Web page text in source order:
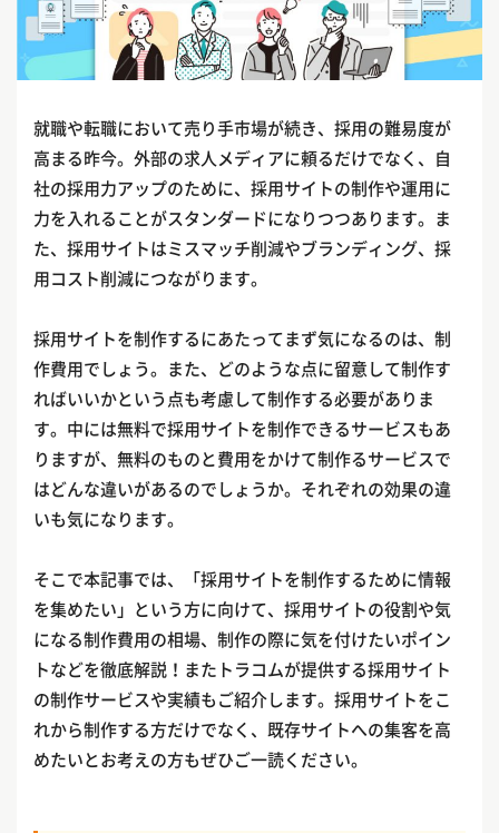
就職や転職において売り手市場が続き、採用の難易度が
高まる昨今。外部の求人メディアに頼るだけでなく、自
社の採用力アップのために、採用サイトの制作や運用に
力を入れることがスタンダードになりつつあります。ま
た、採用サイトはミスマッチ削減やブランディング、採
用コスト削減につながります。
採用サイトを制作するにあたってまず気になるのは、制
作費用でしょう。また、どのような点に留意して制作す
ればいいかという点も考慮して制作する必要がありま
す。中には無料で採用サイトを制作できるサービスもあ
りますが、無料のものと費用をかけて制作るサービスで
はどんな違いがあるのでしょうか。それぞれの効果の違
いも気になります。
そこで本記事では、「採用サイトを制作するために情報
を集めたい」という方に向けて、採用サイトの役割や気
になる制作費用の相場、制作の際に気を付けたいポイン
トなどを徹底解説！またトラコムが提供する採用サイト
の制作サービスや実績もご紹介します。採用サイトをこ
れから制作する方だけでなく、既存サイトへの集客を高
めたいとお考えの方もぜひご一読ください。